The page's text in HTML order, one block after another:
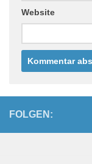
Website
FOLGEN: